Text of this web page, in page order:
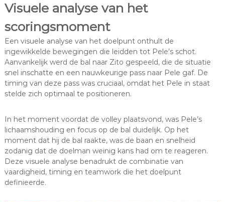
Visuele analyse van het
scoringsmoment
Een visuele analyse van het doelpunt onthult de
ingewikkelde bewegingen die leidden tot Pele’s schot.
Aanvankelijk werd de bal naar Zito gespeeld, die de situatie
snel inschatte en een nauwkeurige pass naar Pele gaf. De
timing van deze pass was cruciaal, omdat het Pele in staat
stelde zich optimaal te positioneren.
In het moment voordat de volley plaatsvond, was Pele’s
lichaamshouding en focus op de bal duidelijk. Op het
moment dat hij de bal raakte, was de baan en snelheid
zodanig dat de doelman weinig kans had om te reageren.
Deze visuele analyse benadrukt de combinatie van
vaardigheid, timing en teamwork die het doelpunt
definieerde.